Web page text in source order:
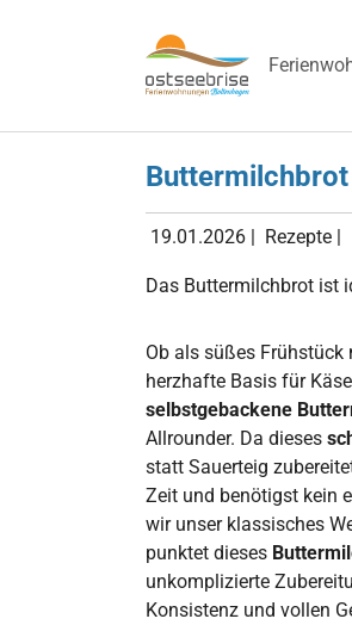
Buttermilchbrot
19.01.2026 | Rezepte |
Das Buttermilchbrot ist
Ob als süßes
herzhafte Basis für
selbstgebackene
Allrounder. Da dieses
statt Sauerteig
Zeit und benötigst kein
wir unser klassisches
punktet dieses
unkomplizierte
Konsistenz und vollen